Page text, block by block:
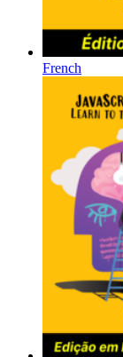
French